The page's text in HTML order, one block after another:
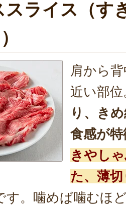
ライス（す
肩から
近い部位
り、き
食感が特
きやし
た、薄
す。噛めば噛むほ